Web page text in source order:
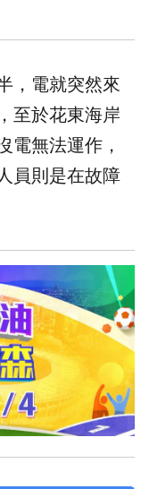
，電就突然來
至於花東海岸
電無法運作，
員則是在故障